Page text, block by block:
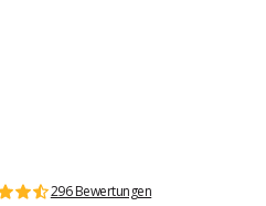
296 Bewertungen